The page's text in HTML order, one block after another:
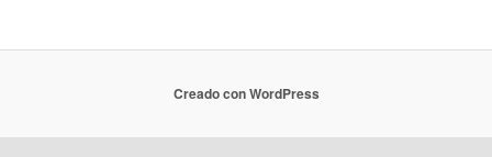
Creado con WordPress